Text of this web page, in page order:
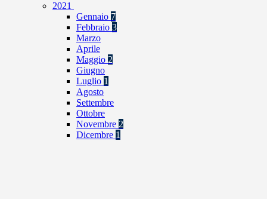
2021
Gennaio 7
Febbraio 3
Marzo
Aprile
Maggio 2
Giugno
Luglio 1
Agosto
Settembre
Ottobre
Novembre 2
Dicembre 1